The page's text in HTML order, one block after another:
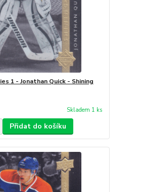
1 - Jonathan Quick - Shining
Skladem 1 ks
Přidat do košíku